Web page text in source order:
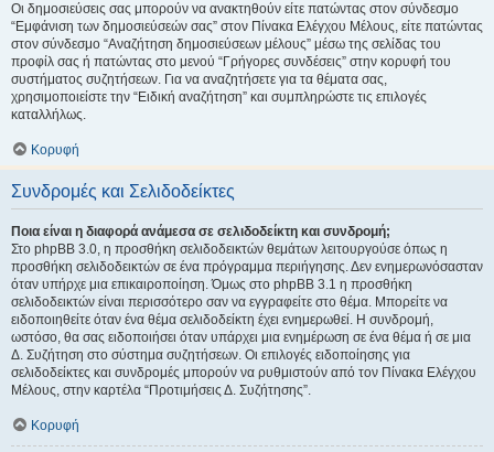
Οι δημοσιεύσεις σας μπορούν να ανακτηθούν είτε πατώντας στον σύνδεσμο
“Εμφάνιση των δημοσιεύσεών σας” στον Πίνακα Ελέγχου Μέλους, είτε πατώντας
στον σύνδεσμο “Αναζήτηση δημοσιεύσεων μέλους” μέσω της σελίδας του
προφίλ σας ή πατώντας στο μενού “Γρήγορες συνδέσεις” στην κορυφή του
συστήματος συζητήσεων. Για να αναζητήσετε για τα θέματα σας,
χρησιμοποιείστε την “Ειδική αναζήτηση” και συμπληρώστε τις επιλογές
καταλλήλως.
Κορυφή
Συνδρομές και Σελιδοδείκτες
Ποια είναι η διαφορά ανάμεσα σε σελιδοδείκτη και συνδρομή;
Στο phpBB 3.0, η προσθήκη σελιδοδεικτών θεμάτων λειτουργούσε όπως η
προσθήκη σελιδοδεικτών σε ένα πρόγραμμα περιήγησης. Δεν ενημερωνόσασταν
όταν υπήρχε μια επικαιροποίηση. Όμως στο phpBB 3.1 η προσθήκη
σελιδοδεικτών είναι περισσότερο σαν να εγγραφείτε στο θέμα. Μπορείτε να
ειδοποιηθείτε όταν ένα θέμα σελιδοδείκτη έχει ενημερωθεί. Η συνδρομή,
ωστόσο, θα σας ειδοποιήσει όταν υπάρχει μια ενημέρωση σε ένα θέμα ή σε μια
Δ. Συζήτηση στο σύστημα συζητήσεων. Οι επιλογές ειδοποίησης για
σελιδοδείκτες και συνδρομές μπορούν να ρυθμιστούν από τον Πίνακα Ελέγχου
Μέλους, στην καρτέλα “Προτιμήσεις Δ. Συζήτησης”.
Κορυφή